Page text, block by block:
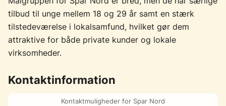
tilbud til unge mellem 18 og 29 år samt en stærk
tilstedeværelse i lokalsamfund, hvilket gør dem
attraktive for både private kunder og lokale
virksomheder.
Kontaktinformation
Kontaktmuligheder for Spar Nord